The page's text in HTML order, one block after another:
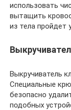
использовать
вытащить
из тела пройдет
Выкручиватель
Специальные
безопасно
подобных